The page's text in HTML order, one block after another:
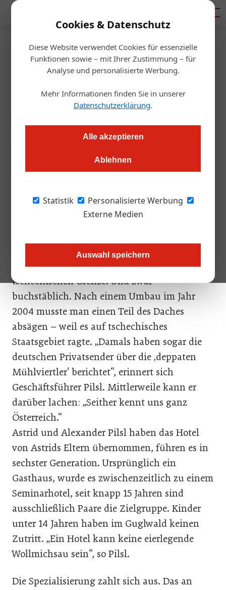
Cookies & Datenschutz
Diese Website verwendet Cookies für essenzielle
Funktionen sowie – mit Ihrer Zustimmung – für
Analyse und personalisierte Werbung.
Mehr Informationen finden Sie in unserer
Datenschutzerklärung.
Alle akzeptieren
Ablehnen
Statistik
Personalisierte Werbung
Externe Medien
Auswahl speichern
Startseite/Gastro & Hotel
Kleinere Teller, weniger Abfall
Redaktion 22.08.2018, 12:09 Uhr
Das Mühlviertler Hotel Guglwald hat sich zum Ziel gesetzt,
nachgefragt, wie das geht
man sieht es von hier recht gut.“ Das, so
erzählt Alexander Pilsl, würden die
Das Vier-Sterne-Superior-Wellnesshotel
Guglwald liegt an der oberösterreichisch-
tschechischen Grenze. Und zwar
buchstäblich. Nach einem Umbau im Jahr
2004 musste man einen Teil des Daches
absägen – weil es auf tschechisches
Staatsgebiet ragte. „Damals haben sogar die
deutschen Privatsender über die ‚deppaten
Mühlviertler‘ berichtet“, erinnert sich
Geschäftsführer Pilsl. Mittlerweile kann er
darüber lachen: „Seither kennt uns ganz
Österreich.“
Astrid und Alexander Pilsl haben das Hotel
von Astrids Eltern übernommen, führen es in
sechster Generation. Ursprünglich ein
Gasthaus, wurde es zwischenzeitlich zu einem
Seminarhotel, seit knapp 15 Jahren sind
ausschließlich Paare die Zielgruppe. Kinder
unter 14 Jahren haben im Guglwald keinen
Zutritt. „Ein Hotel kann keine eierlegende
Wollmichsau sein“, so Pilsl.
Die Spezialisierung zahlt sich aus. Das an